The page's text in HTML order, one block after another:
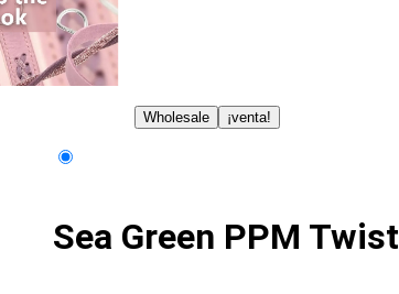
Wholesale ¡venta!
Sea Green PPM